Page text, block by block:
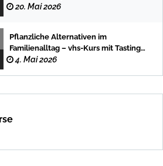
Landesgeschichte
20. Mai 2026
Pflanzliche Alternativen im
Familienalltag – vhs-Kurs mit Tasting
und einfachen DIY-Rezepten
4. Mai 2026